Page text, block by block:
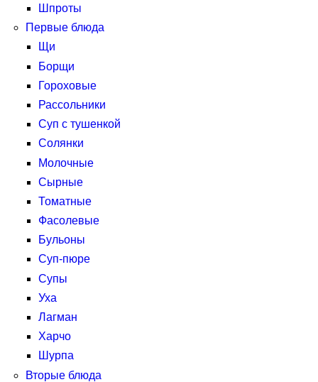
Шпроты
Первые блюда
Щи
Борщи
Гороховые
Рассольники
Суп с тушенкой
Солянки
Молочные
Сырные
Томатные
Фасолевые
Бульоны
Суп-пюре
Супы
Уха
Лагман
Харчо
Шурпа
Вторые блюда